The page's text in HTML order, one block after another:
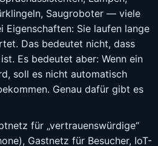
Saugroboter — viele
Eigenschaften: Sie laufen lange
Das bedeutet nicht, dass
Es bedeutet aber: Wenn ein
soll es nicht automatisch
Genau dafür gibt es
für „vertrauenswürdige“
Gastnetz für Besucher, IoT-